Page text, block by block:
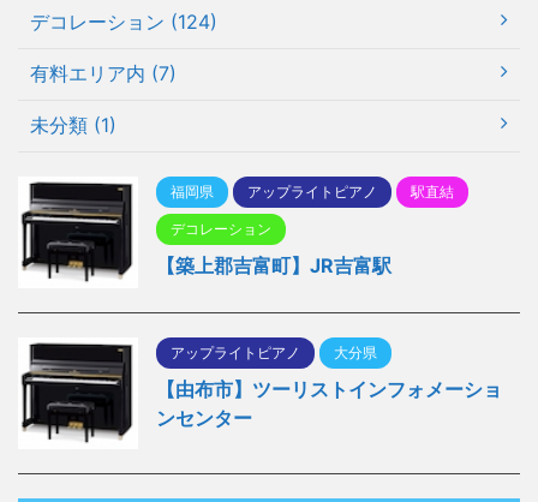
デコレーション (124)
有料エリア内 (7)
未分類 (1)
福岡県 アップライトピアノ 駅直結
デコレーション
【築上郡吉富町】JR吉富駅
アップライトピアノ 大分県
【由布市】ツーリストインフォメーショ
ンセンター